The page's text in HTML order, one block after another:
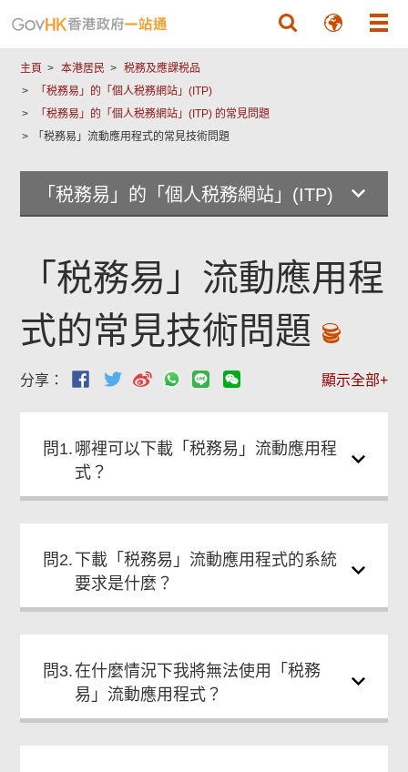
主頁 本港居民
税務及應課税品
「税務易」的「個人税務網站」(ITP)
「税務易」的「個人税務網站」(ITP) 的常見問題
「税務易」流動應用程式的常見技術問題
「税務易」的「個人税務網站」(ITP)
「税務易」流動應用程
式的常見技術問題
分享： 顯示全部+
問1. 哪裡可以下載「税務易」流動應用程
式？
問2. 下載「税務易」流動應用程式的系統
要求是什麼？
問3.在什麼情況下我將無法使用「税務
易」流動應用程式？